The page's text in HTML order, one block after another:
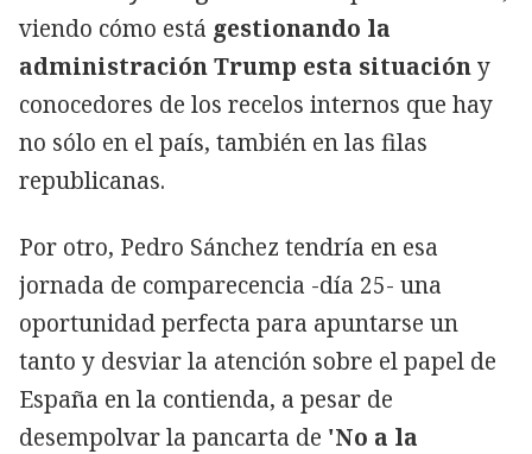
viendo cómo está gestionando la
administración Trump esta situacióny
conocedores de los recelos internos que hay
no sólo en el país, también en las filas
republicanas.
Por otro, Pedro Sánchez tendría en esa
jornada de comparecencia -día 25- una
oportunidad perfecta para apuntarse un
tanto y desviar la atención sobre el papel de
España en la contienda, a pesar de
desempolvar la pancarta de 'No a la